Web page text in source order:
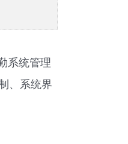
系统管理
、系统界